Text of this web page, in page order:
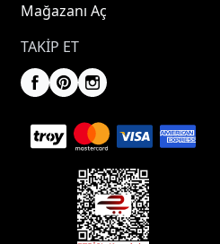
Mağazanı Aç
TAKIP ET